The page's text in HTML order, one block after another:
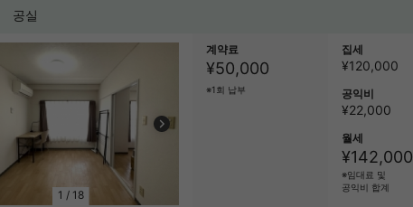
공실
1 / 18
계약료
¥50,000
※1회 납부
집세
¥120,000
공익비
¥22,000
월세
¥142,000
※임대료 및
공익비 합계